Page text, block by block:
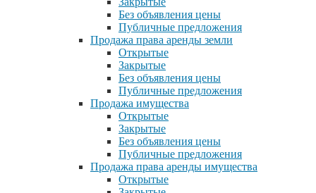
Без объявления цены
Публичные предложения
Продажа права аренды земли
Открытые
Закрытые
Без объявления цены
Публичные предложения
Продажа имущества
Открытые
Закрытые
Без объявления цены
Публичные предложения
Продажа права аренды имущества
Открытые